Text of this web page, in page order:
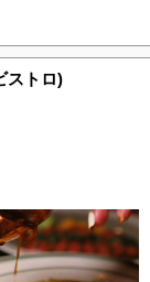
ストロ)